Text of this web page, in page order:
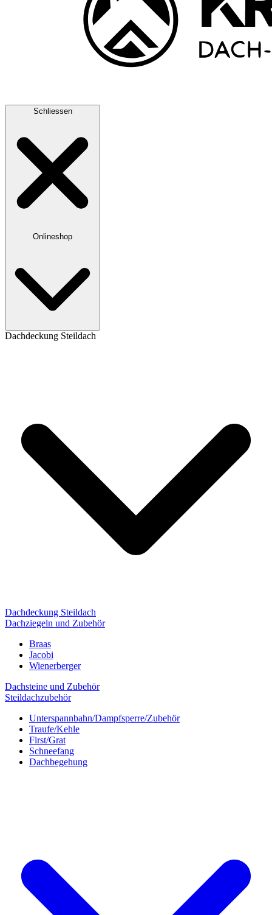
Schliessen
Onlineshop
Dachdeckung Steildach
Dachdeckung Steildach
Dachziegeln und Zubehör
Braas
Jacobi
Wienerberger
Dachsteine und Zubehör
Steildachzubehör
Unterspannbahn/Dampfsperre/Zubehör
Traufe/Kehle
First/Grat
Schneefang
Dachbegehung